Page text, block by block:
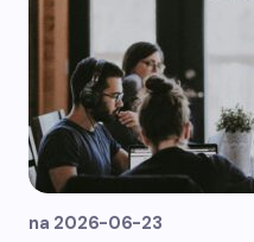
na 2026-06-23